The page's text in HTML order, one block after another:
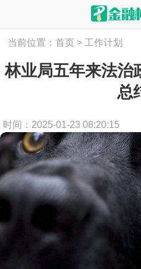
当前位置：首页 > 工作计划
林业局五年来法治
总
时间：2025-01-23 08:20:15